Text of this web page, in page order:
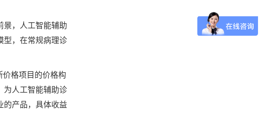
景，人工智能辅助
型，在常规病理诊
价格项目的价格构
为人工智能辅助诊
的产品，具体收益